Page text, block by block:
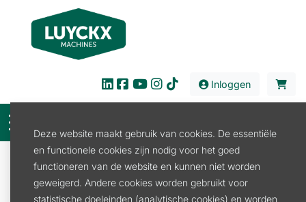
Inloggen
Tuin en Park
Beregeningstechniek
WANDSLANGENBOX ROLLUP XL 35M
Deze website maakt gebruik van cookies. De essentiële
en functionele cookies zijn nodig voor het goed
functioneren van de website en kunnen niet worden
geweigerd. Andere cookies worden gebruikt voor
statistische doeleinden (analytische cookies) en worden